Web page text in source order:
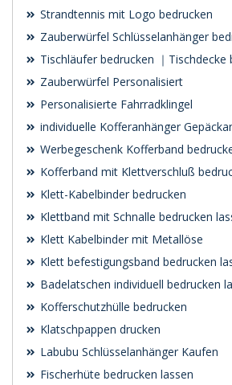
Strandtennis mit Logo bedrucken
Zauberwürfel Schlüsselanhänger
Tischläufer bedrucken ｜Tischdecke
Zauberwürfel Personalisiert
Personalisierte Fahrradklingel
individuelle Kofferanhänger
Werbegeschenk Kofferband
Kofferband mit Klettverschluß
Klett-Kabelbinder bedrucken
Klettband mit Schnalle bedrucken
Klett Kabelbinder mit Metallöse
Klett befestigungsband bedrucken
Badelatschen individuell bedrucken
Kofferschutzhülle bedrucken
Klatschpappen drucken
Labubu Schlüsselanhänger Kaufen
Fischerhüte bedrucken lassen